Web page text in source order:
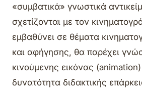
«συμβατικά» γνωστικά
σχετίζονται με τον
εμβαθύνει σε θέματα
και αφήγησης, θα παρέχει
κινούμενης εικόνας (animation)
δυνατότητα διδακτικής